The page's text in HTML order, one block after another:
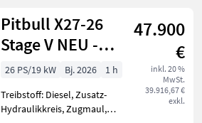
Pitbull X27-26
Stage V NEU -
Planetenachsen+Z-
Kinematik
47.900
€
inkl. 20 %
MwSt.
39.916,67 €
exkl.
26 PS/19 kW Bj. 2026
1 h
Treibstoff: Diesel, Zusatz-
Hydraulikkreis, Zugmaul,